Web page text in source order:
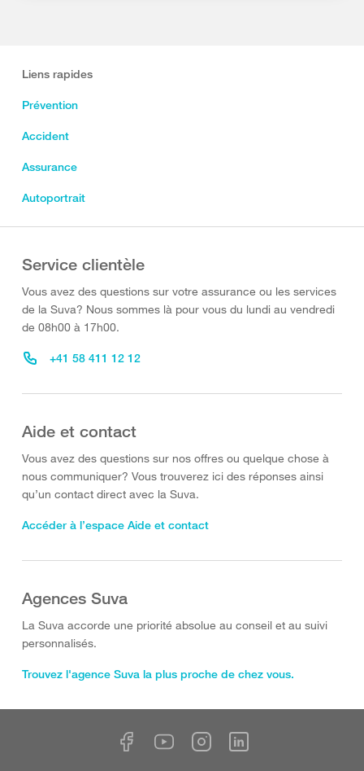
Liens rapides
Prévention
Accident
Assurance
Autoportrait
Service clientèle
Vous avez des questions sur votre assurance ou les services
de la Suva? Nous sommes là pour vous du lundi au vendredi
de 08h00 à 17h00.
+41 58 411 12 12
Aide et contact
Vous avez des questions sur nos offres ou quelque chose à
nous communiquer? Vous trouverez ici des réponses ainsi
qu’un contact direct avec la Suva.
Accéder à l’espace Aide et contact
Agences Suva
La Suva accorde une priorité absolue au conseil et au suivi
personnalisés.
Trouvez l'agence Suva la plus proche de chez vous.